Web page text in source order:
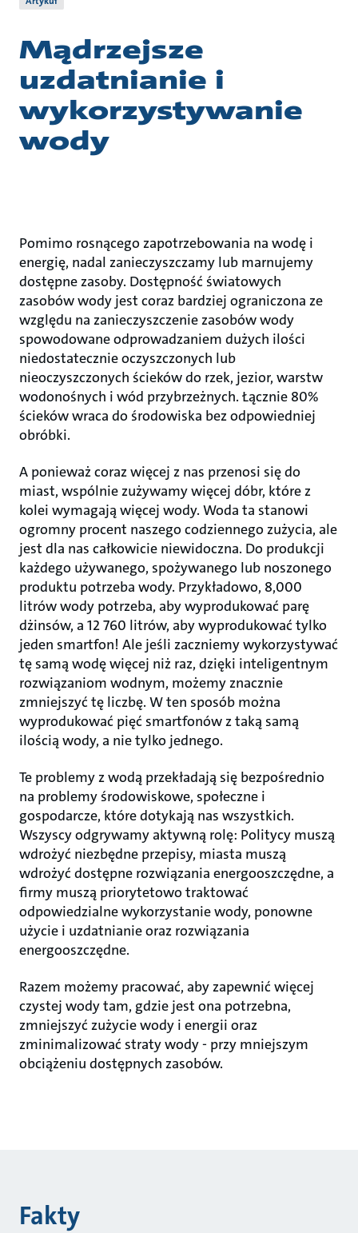
Mądrzejsze
uzdatnianie i
wykorzystywanie
wody
Pomimo rosnącego zapotrzebowania na wodę i
energię, nadal zanieczyszczamy lub marnujemy
dostępne zasoby. Dostępność światowych
zasobów wody jest coraz bardziej ograniczona ze
względu na zanieczyszczenie zasobów wody
spowodowane odprowadzaniem dużych ilości
niedostatecznie oczyszczonych lub
nieoczyszczonych ścieków do rzek, jezior, warstw
wodonośnych i wód przybrzeżnych. Łącznie 80%
ścieków wraca do środowiska bez odpowiedniej
obróbki.
A ponieważ coraz więcej z nas przenosi się do
miast, wspólnie zużywamy więcej dóbr, które z
kolei wymagają więcej wody. Woda ta stanowi
ogromny procent naszego codziennego zużycia, ale
jest dla nas całkowicie niewidoczna. Do produkcji
każdego używanego, spożywanego lub noszonego
produktu potrzeba wody. Przykładowo, 8,000
litrów wody potrzeba, aby wyprodukować parę
dżinsów, a 12 760 litrów, aby wyprodukować tylko
jeden smartfon! Ale jeśli zaczniemy wykorzystywać
tę samą wodę więcej niż raz, dzięki inteligentnym
rozwiązaniom wodnym, możemy znacznie
zmniejszyć tę liczbę. W ten sposób można
wyprodukować pięć smartfonów z taką samą
ilością wody, a nie tylko jednego.
Te problemy z wodą przekładają się bezpośrednio
na problemy środowiskowe, społeczne i
gospodarcze, które dotykają nas wszystkich.
Wszyscy odgrywamy aktywną rolę: Politycy muszą
wdrożyć niezbędne przepisy, miasta muszą
wdrożyć dostępne rozwiązania energooszczędne, a
firmy muszą priorytetowo traktować
odpowiedzialne wykorzystanie wody, ponowne
użycie i uzdatnianie oraz rozwiązania
energooszczędne.
Razem możemy pracować, aby zapewnić więcej
czystej wody tam, gdzie jest ona potrzebna,
zmniejszyć zużycie wody i energii oraz
zminimalizować straty wody - przy mniejszym
obciążeniu dostępnych zasobów.
Fakty